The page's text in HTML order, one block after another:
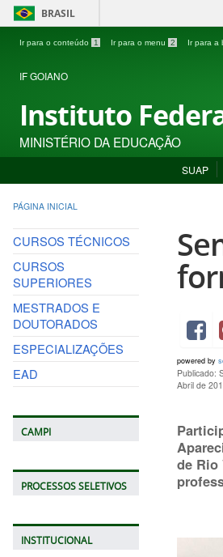
BRASIL
Ir para o conteúdo 1 Ir para o menu 2 Ir para a
IF GOIANO
Instituto
MINISTÉRIO DA EDUCAÇÃO
SUAP
PÁGINA INICIAL
CURSOS TÉCNICOS
CURSOS
SUPERIORES
MESTRADOS E
DOUTORADOS
ESPECIALIZAÇÕES
EAD
CAMPI
PROCESSOS SELETIVOS
INSTITUCIONAL
powered by
Publicado:
Abril de
de Rio